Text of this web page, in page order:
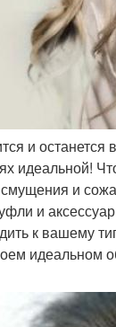
и останется
идеальной!
и
и
к вашему
идеальном